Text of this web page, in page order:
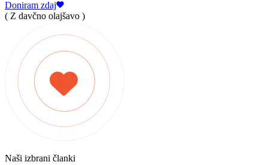
Doniram zdaj
( Z davčno olajšavo )
Naši izbrani članki